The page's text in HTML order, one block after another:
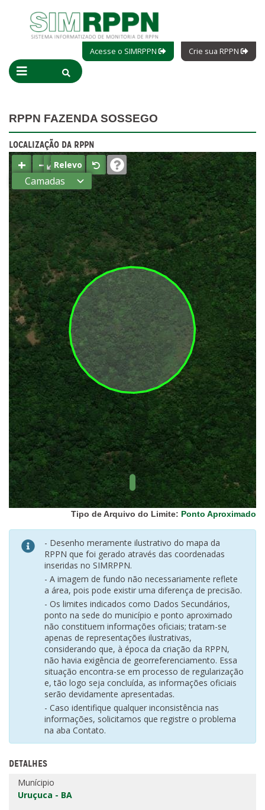
Acesse o SIMRPPN Crie sua RPPN
RPPN FAZENDA SOSSEGO
LOCALIZAÇÃO DA RPPN
+ −⤢Relevo
Camadas
Estados
Municípios
Terras
indígenas
(FUNAI)
UC Federal
UC Estaduais
UC
Municipais
Hidrografia
1:1.000.000
(ANA)
Biomas
(IBGE)
Vegetação
(IBGE)
Rodovias
(IBGE)
Relevo
(IBGE)
Tipo de Arquivo do Limite: Ponto Aproximado
- Desenho meramente ilustrativo do mapa da
RPPN que foi gerado através das coordenadas
inseridas no SIMRPPN.
- A imagem de fundo não necessariamente reflete
a área, pois pode existir uma diferença de precisão.
- Os limites indicados como Dados Secundários,
ponto na sede do município e ponto aproximado
não constituem informações oficiais; tratam-se
apenas de representações ilustrativas,
considerando que, à época da criação da RPPN,
não havia exigência de georreferenciamento. Essa
situação encontra-se em processo de regularização
e, tão logo seja concluída, as informações oficiais
serão devidamente apresentadas.
- Caso identifique qualquer inconsistência nas
informações, solicitamos que registre o problema
na aba Contato.
DETALHES
Munícipio
Uruçuca - BA